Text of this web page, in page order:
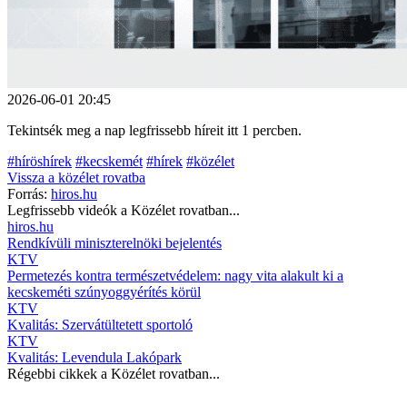
2026-06-01 20:45
Tekintsék meg a nap legfrissebb híreit itt 1 percben.
#híröshírek #kecskemét #hírek #közélet
Vissza a közélet rovatba
Forrás: hiros.hu
Legfrissebb videók a Közélet rovatban...
hiros.hu
Rendkívüli miniszterelnöki bejelentés
KTV
Permetezés kontra természetvédelem: nagy vita alakult ki a
kecskeméti szúnyoggyérítés körül
KTV
Kvalitás: Szervátültetett sportoló
KTV
Kvalitás: Levendula Lakópark
Régebbi cikkek a Közélet rovatban...